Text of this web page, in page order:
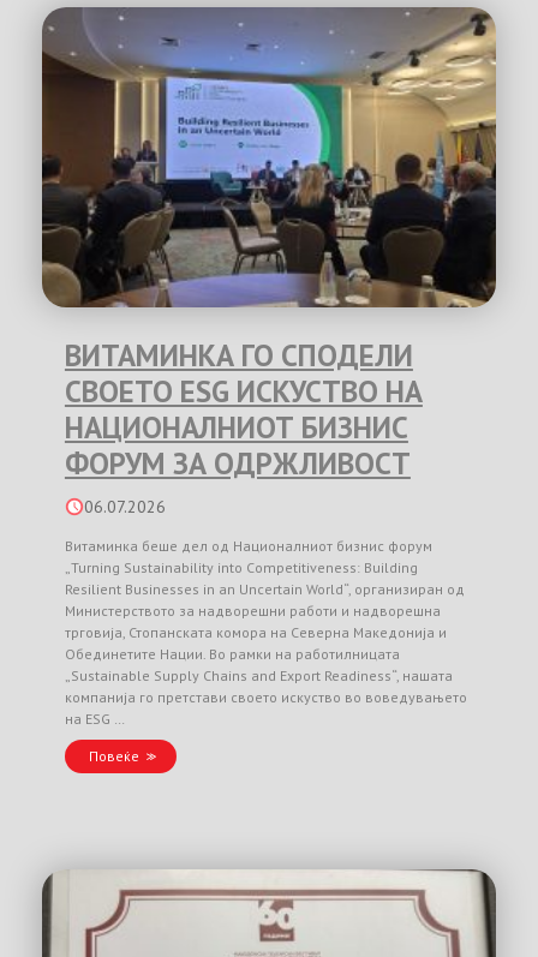
ВИТАМИНКА ГО СПОДЕЛИ
СВОЕТО ESG ИСКУСТВО НА
НАЦИОНАЛНИОТ БИЗНИС
ФОРУМ ЗА ОДРЖЛИВОСТ
06.07.2026
Витаминка беше дел од Националниот бизнис форум
„Turning Sustainability into Competitiveness: Building
Resilient Businesses in an Uncertain World“, организиран од
Министерството за надворешни работи и надворешна
трговија, Стопанската комора на Северна Македонија и
Обединетите Нации. Во рамки на работилницата
„Sustainable Supply Chains and Export Readiness“, нашата
компанија го претстави своето искуство во воведувањето
на ESG …
Повеќе